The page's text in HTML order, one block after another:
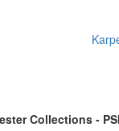
Collections -